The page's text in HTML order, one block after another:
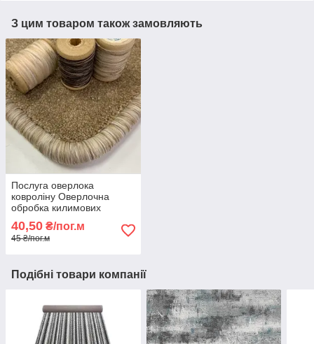
З цим товаром також замовляють
Послуга оверлока
ковроліну Оверлочна
обробка килимових
оверлок ковроліну
40,50 ₴/пог.м
45 ₴/пог.м
Подібні товари компанії